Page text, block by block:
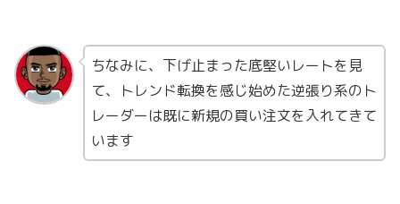
ちなみに、下げ止まった底堅いレートを見
て、トレンド転換を感じ始めた逆張り系のト
レーダーは既に新規の買い注文を入れてきて
います